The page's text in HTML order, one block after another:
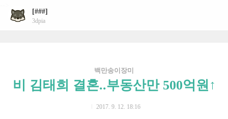
[###]
3dpia
백만송이장미
비 김태희 결혼..부동산만 500억원↑
2017. 9. 12. 18:16